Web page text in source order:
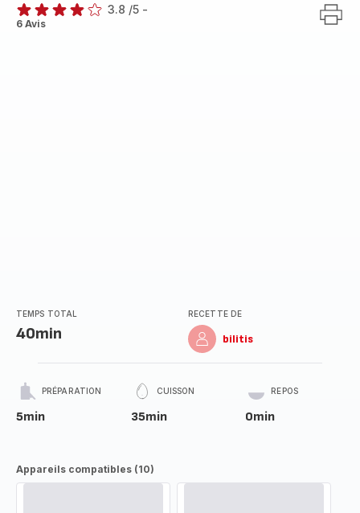
ratings.3.8
3.8 /5 -
6 Avis
TEMPS TOTAL
40min
RECETTE DE
bilitis
PRÉPARATION
5min
CUISSON
35min
REPOS
0min
Appareils compatibles (10)